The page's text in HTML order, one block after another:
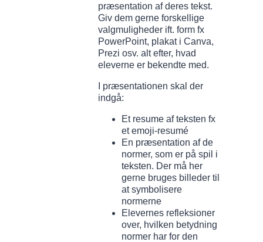
præsentation af deres tekst.
Giv dem gerne forskellige
valgmuligheder ift. form fx
PowerPoint, plakat i Canva,
Prezi osv. alt efter, hvad
eleverne er bekendte med.
I præsentationen skal der
indgå:
Et resume af teksten fx
et emoji-resumé
En præsentation af de
normer, som er på spil i
teksten. Der må her
gerne bruges billeder til
at symbolisere
normerne
Elevernes refleksioner
over, hvilken betydning
normer har for den